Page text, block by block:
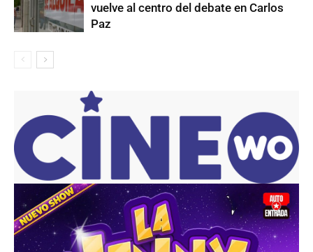
vuelve al centro del debate en Carlos
Paz